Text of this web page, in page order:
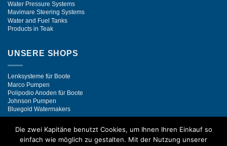
Water Pressure Systems
Mavimare Steering Systems
Water and Fuel Tanks
Products in Teak
UNSERE SHOPS
Lenksysteme für Boote
Marco Pumpen
Polipodio Anoden für Boote
Johnson Pumpen
Bluegold Watermakers
Die zwei Kapitäne benutzt Cookies, um Ihnen Ihren Einkauf so
einfach wie möglich zu gestalten. Mit der Nutzung unserer